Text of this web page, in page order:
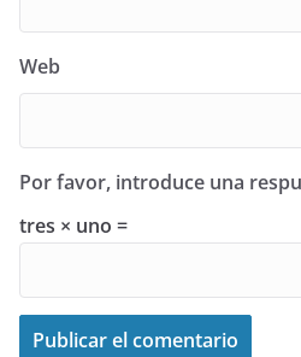
Web
Por favor, introduce una
tres × uno =